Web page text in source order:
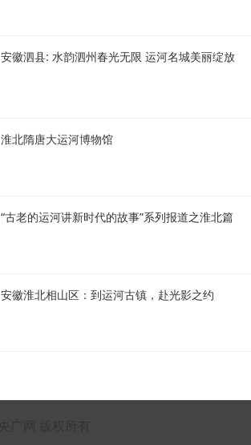
安徽泗县: 水韵泗州春光无限 运河名城美丽绽放
淮北隋唐大运河博物馆
“古老的运河讲新时代的故事”系列报道之淮北篇
安徽淮北相山区：到运河古镇，赴光影之约